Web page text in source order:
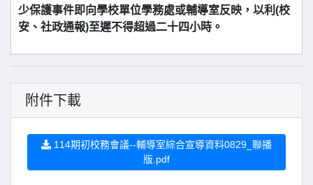
少保護事件即向學校單位學務處或輔導室反映，以利(校
安、社政通報)至遲不得超過二十四小時。
附件下載
114期初校務會議--輔導室綜合宣導資料0829_聯播
版.pdf